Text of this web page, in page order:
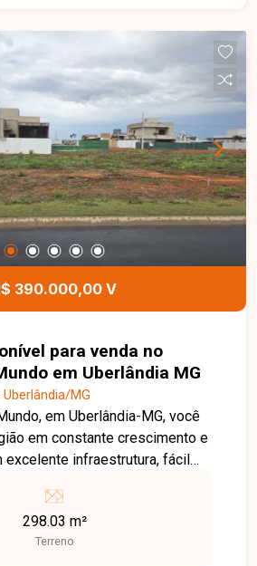
quintal e 04 vagas de
espaço externo
possibilidades de
de área gourmet, piscina
agregando ainda mais valor ao
casa espaçosa, bem localizada
no bairro Custódio Pereira.
e venha conhecer todos os
390.000,00 V
para venda no
em Uberlândia MG
MG
em Uberlândia-MG, você
em constante crescimento e
excelente infraestrutura, fácil
de investimento, além de estar
escolas, farmácias e
298.03 m²
Terreno